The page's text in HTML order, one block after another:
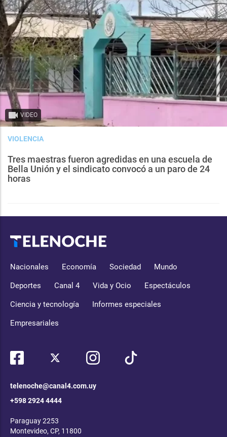
VIDEO
VIOLENCIA
Tres maestras fueron agredidas en una escuela de
Bella Unión y el sindicato convocó a un paro de 24
horas
Nacionales Economía Sociedad Mundo
Deportes Canal 4 Vida y Ocio Espectáculos
Ciencia y tecnología Informes especiales
Empresariales
telenoche@canal4.com.uy
+598 2924 4444
Paraguay 2253
Montevideo, CP, 11800